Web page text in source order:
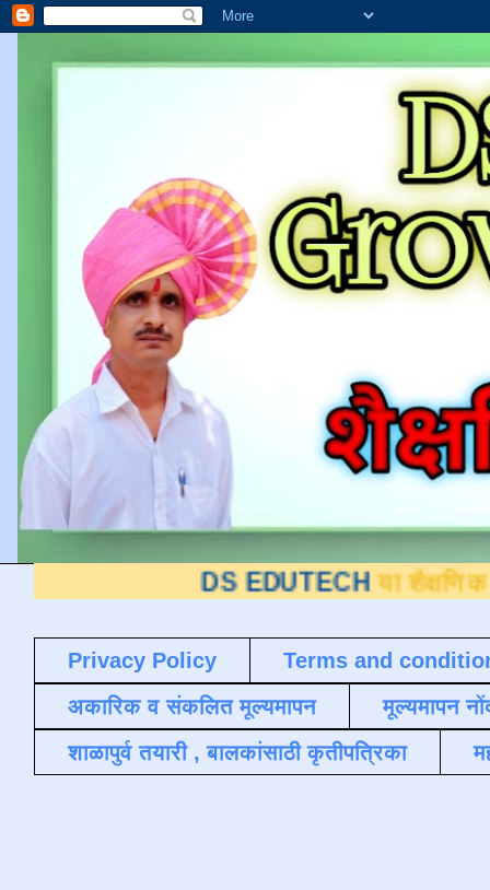
DS EDUTECH या शैक्षणिक ब्लॉगवर
Privacy Policy
Terms and
अकारिक व संकलित मूल्यमापन
मूल्यमापन
शाळापुर्व तयारी , बालकांसाठी कृतीपत्रिका